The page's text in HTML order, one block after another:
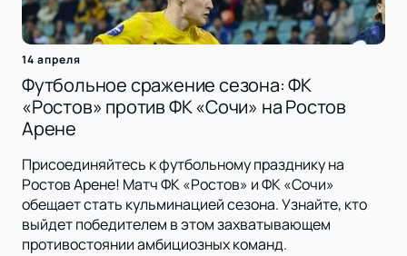
14 апреля
Футбольное сражение сезона: ФК
«Ростов» против ФК «Сочи» на Ростов
Арене
Присоединяйтесь к футбольному празднику на
Ростов Арене! Матч ФК «Ростов» и ФК «Сочи»
обещает стать кульминацией сезона. Узнайте, кто
выйдет победителем в этом захватывающем
противостоянии амбициозных команд.